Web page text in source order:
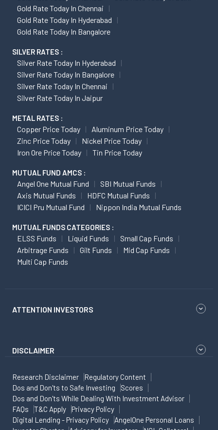
Gold Rate Today In Chennai
Gold Rate Today In Hyderabad
Gold Rate Today In Bangalore
SILVER RATES :
Silver Rate Today In Hyderabad
Silver Rate Today In Bangalore
Silver Rate Today In Chennai
Silver Rate Today In Jaipur
METAL RATES :
Copper Price Today
Aluminum Price Today
Zinc Price Today
Nickel Price Today
Iron Ore Price Today
Tin Price Today
MUTUAL FUND AMCS :
Angel One Mutual Fund
SBI Mutual Funds
Axis Mutual Funds
HDFC Mutual Funds
ICICI Pru Mutual Fund
Nippon India Mutual Funds
MUTUAL FUNDS CATEGORIES :
ELSS Funds Liquid Funds
Small Cap Funds
Arbitrage Funds
Gilt Funds
Mid Cap Funds
Multi Cap Funds
ATTENTION INVESTORS
DISCLAIMER
Research Disclaimer
Regulatory Content
Dos and Don'ts to Safe Investing
Scores
Dos and Don'ts While Dealing With Investment Advisor
FAQs
T&C Apply
Privacy Policy
Digital Lending - Privacy Policy
AngelOne Personal Loans